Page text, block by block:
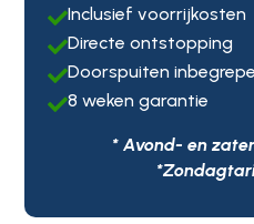
Inclusief voorrijkosten
Directe ontstopping
Doorspuiten
8 weken garantie
* Avond- en